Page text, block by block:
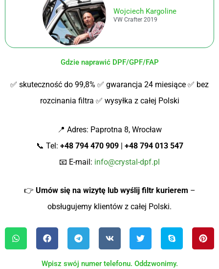
Wojciech Kargoline
VW Crafter 2019
Gdzie naprawić DPF/GPF/FAP
✅ skuteczność do 99,8% ✅ gwarancja 24 miesiące ✅ bez
rozcinania filtra ✅ wysyłka z całej Polski
📍 Adres: Paprotna 8, Wrocław
📞 Tel: +48 794 470 909| +48 794 013 547
📧 E-mail: info@crystal-dpf.pl
👉 Umów się na wizytę lub wyślij filtr kurierem –
obsługujemy klientów z całej Polski.
Wpisz swój numer telefonu. Oddzwonimy.